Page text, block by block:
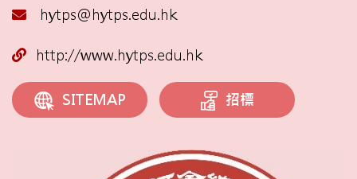
hytps@hytps.edu.hk
http://www.hytps.edu.hk
SITEMAP 招標